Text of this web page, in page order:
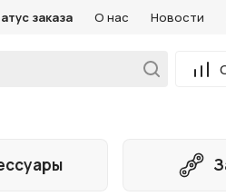
заказа О нас Новости